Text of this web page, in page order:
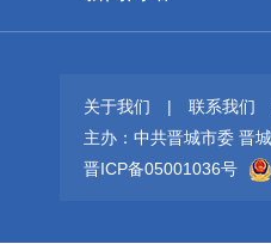
关于我们 | 联系我们
主办：中共晋城市委 晋
晋ICP备05001036号